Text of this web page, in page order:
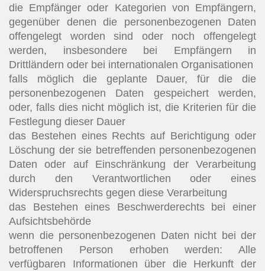
die Empfänger oder Kategorien von Empfängern,
gegenüber denen die personenbezogenen Daten
offengelegt worden sind oder noch offengelegt
werden, insbesondere bei Empfängern in
Drittländern oder bei internationalen Organisationen
falls möglich die geplante Dauer, für die die
personenbezogenen Daten gespeichert werden,
oder, falls dies nicht möglich ist, die Kriterien für die
Festlegung dieser Dauer
das Bestehen eines Rechts auf Berichtigung oder
Löschung der sie betreffenden personenbezogenen
Daten oder auf Einschränkung der Verarbeitung
durch den Verantwortlichen oder eines
Widerspruchsrechts gegen diese Verarbeitung
das Bestehen eines Beschwerderechts bei einer
Aufsichtsbehörde
wenn die personenbezogenen Daten nicht bei der
betroffenen Person erhoben werden: Alle
verfügbaren Informationen über die Herkunft der